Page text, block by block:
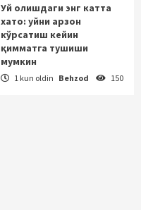
Уй олишдаги энг катта
хато: уйни арзон
кўрсатиш кейин
қимматга тушиши
мумкин
1 kun oldin Behzod 150